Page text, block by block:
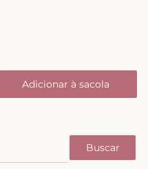
Adicionar à sacola